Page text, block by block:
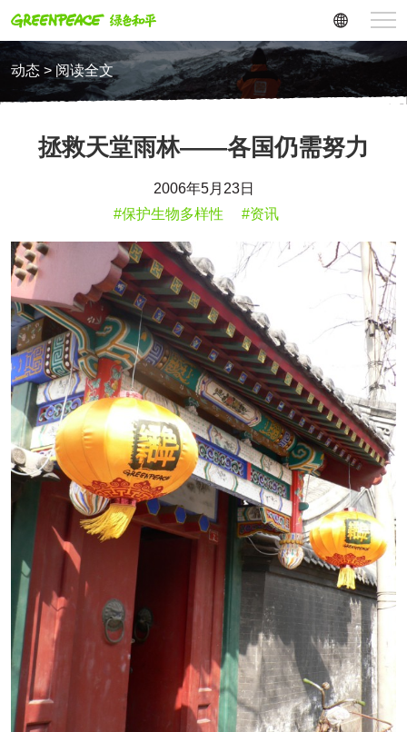
动态 > 阅读全文
拯救天堂雨林——各国仍需努力
2006年5月23日
#保护生物多样性
#资讯